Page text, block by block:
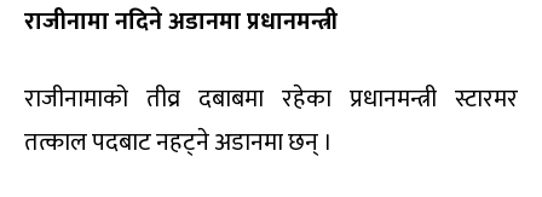
राजीनामा नदिने अडानमा प्रधानमन्त्री
राजीनामाको तीव्र दबाबमा रहेका प्रधानमन्त्री स्टारमर
तत्काल पदबाट नहट्ने अडानमा छन् ।